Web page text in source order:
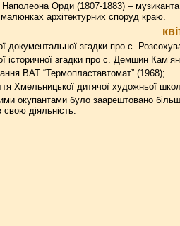
Орди (1807-1883) –
архітектурних споруд краю.
документальної згадки про с.
історичної згадки про с. Демшин
ВАТ “Термопластавтомат” (1968);
Хмельницької дитячої художньої
окупантами було заарештовано
свою діяльність.